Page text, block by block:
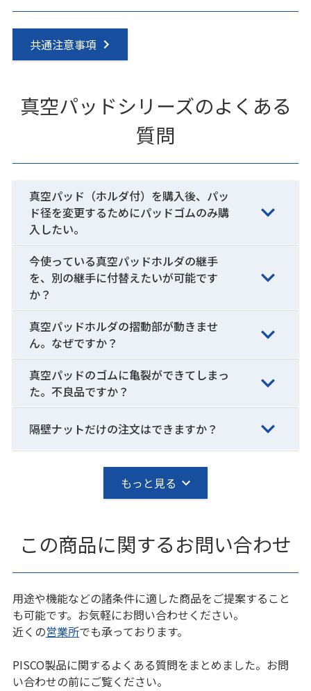
共通注意事項
真空パッドシリーズのよくある
質問
真空パッド（ホルダ付）を購入後、パッ
ド径を変更するためにパッドゴムのみ購
入したい。
今使っている真空パッドホルダの継手
を、別の継手に付替えたいが可能です
か？
真空パッドホルダの摺動部が動きませ
ん。なぜですか？
真空パッドのゴムに亀裂ができてしまっ
た。不良品ですか？
隔壁ナットだけの注文はできますか？
もっと見る
この商品に関するお問い合わせ
用途や機能などの諸条件に適した商品をご提案すること
も可能です。お気軽にお問い合わせください。
近くの営業所でも承っております。
PISCO製品に関するよくある質問をまとめました。お問
い合わせの前にご覧ください。